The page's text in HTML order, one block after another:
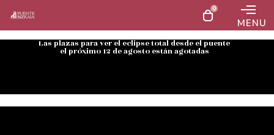
0
MENU
Las plazas para ver el eclipse total desde el puente
el próximo 12 de agosto están agotadas